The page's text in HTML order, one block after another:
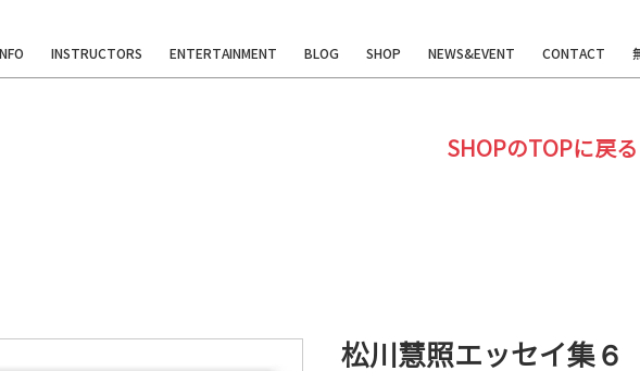
INSTRUCTORS ENTERTAINMENT BLOG SHOP NEWS&EVENT CONTACT
SHOPのTOPに戻る
松川慧照エッセイ集